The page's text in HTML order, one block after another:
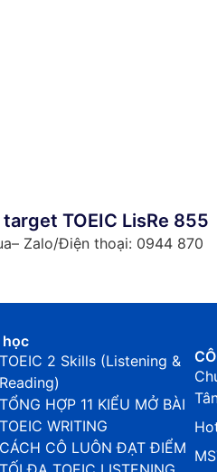
TOEIC LisRe 855
Zalo/Điện thoại: 0944 870
học
TOEIC 2 Skills (Listening &
Reading)
TỔNG HỢP 11 KIỂU MỞ BÀI
TOEIC WRITING
CÁCH CÔ LUÔN ĐẠT ĐIỂM